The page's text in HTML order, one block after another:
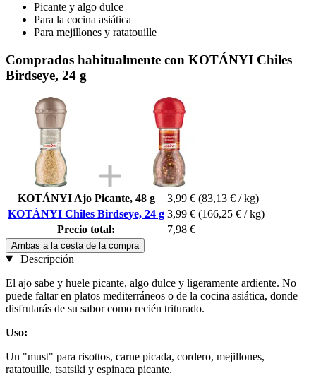
Picante y algo dulce
Para la cocina asiática
Para mejillones y ratatouille
Comprados habitualmente con KOTÁNYI Chiles
Birdseye, 24 g
KOTÁNYI Ajo Picante, 48 g 3,99 € (83,13 € / kg)
KOTÁNYI Chiles Birdseye, 24 g 3,99 € (166,25 € / kg)
Precio total:
7,98 €
Ambas a la cesta de la compra
Descripción
El ajo sabe y huele picante, algo dulce y ligeramente ardiente. No
puede faltar en platos mediterráneos o de la cocina asiática, donde
disfrutarás de su sabor como recién triturado.
Uso:
Un "must" para risottos, carne picada, cordero, mejillones,
ratatouille, tsatsiki y espinaca picante.